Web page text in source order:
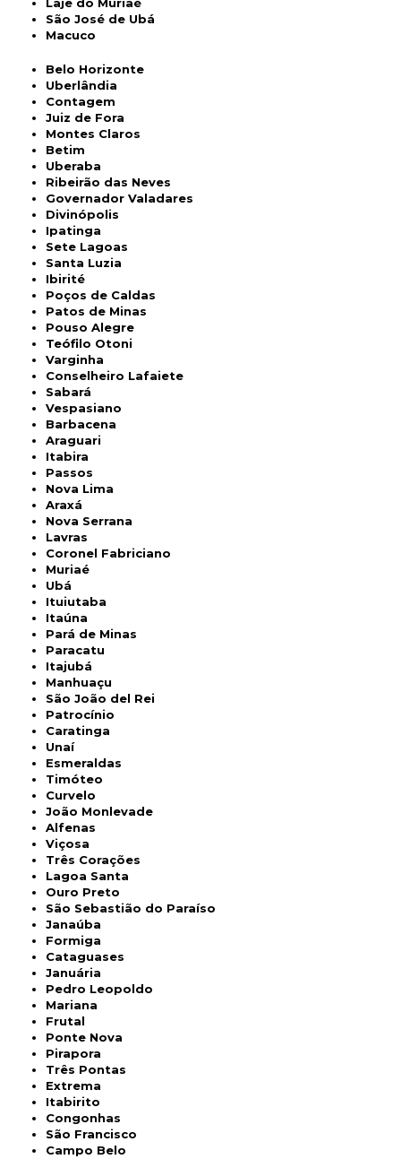
São José de Ubá
Macuco
Belo Horizonte
Uberlândia
Contagem
Juiz de Fora
Montes Claros
Betim
Uberaba
Ribeirão das Neves
Governador Valadares
Divinópolis
Ipatinga
Sete Lagoas
Santa Luzia
Ibirité
Poços de Caldas
Patos de Minas
Pouso Alegre
Teófilo Otoni
Varginha
Conselheiro Lafaiete
Sabará
Vespasiano
Barbacena
Araguari
Itabira
Passos
Nova Lima
Araxá
Nova Serrana
Lavras
Coronel Fabriciano
Muriaé
Ubá
Ituiutaba
Itaúna
Pará de Minas
Paracatu
Itajubá
Manhuaçu
São João del Rei
Patrocínio
Caratinga
Unaí
Esmeraldas
Timóteo
Curvelo
João Monlevade
Alfenas
Viçosa
Três Corações
Lagoa Santa
Ouro Preto
São Sebastião do Paraíso
Janaúba
Formiga
Cataguases
Januária
Pedro Leopoldo
Mariana
Frutal
Ponte Nova
Pirapora
Três Pontas
Extrema
Itabirito
Congonhas
São Francisco
Campo Belo